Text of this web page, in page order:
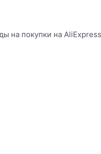
покупки на